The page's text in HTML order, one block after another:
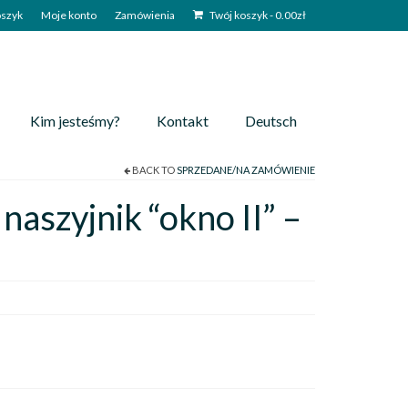
Moje konto Zamówienia Twój koszyk-0.00zł
Kim jesteśmy? Kontakt Deutsch
BACK TOSPRZEDANE/NA ZAMÓWIENIE
“okno II” –